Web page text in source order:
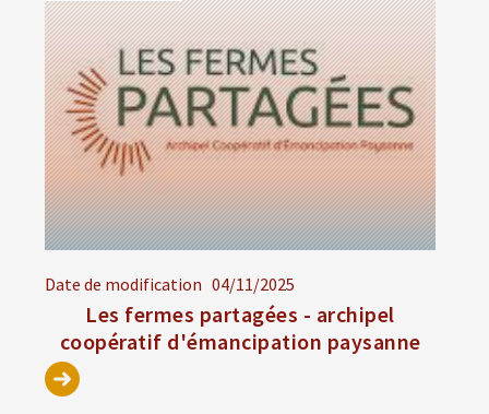
Date de modification 04/11/2025
Les fermes partagées - archipel
coopératif d'émancipation paysanne